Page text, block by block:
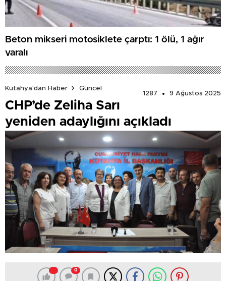
Beton mikseri motosiklete çarptı: 1 ölü, 1 ağır
yaralı
Kütahya'dan Haber
Güncel
1287
9 Ağustos 2025
CHP’de Zeliha Sarı
yeniden adaylığını açıkladı
0